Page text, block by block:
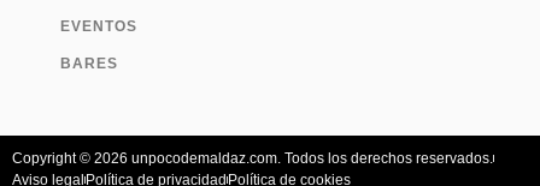
EVENTOS
BARES
Copyright © 2026 unpocodemaldaz.com. Todos los derechos reservados.
Aviso legal Política de privacidad Política de cookies